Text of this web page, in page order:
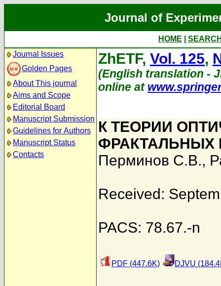
Journal of
HOME
Journal Issues
Golden Pages
About This journal
Aims and Scope
Editorial Board
Manuscript Submission
Guidelines for Authors
Manuscript Status
Contacts
ZhETF, Vol. 125,
(English translation -
online at
К ТЕОРИИ
ФРАКТАЛЬНЫХ
Перминов С.В.,
Received:
PACS: 78.67.-n
PDF (447.6K) DJVU